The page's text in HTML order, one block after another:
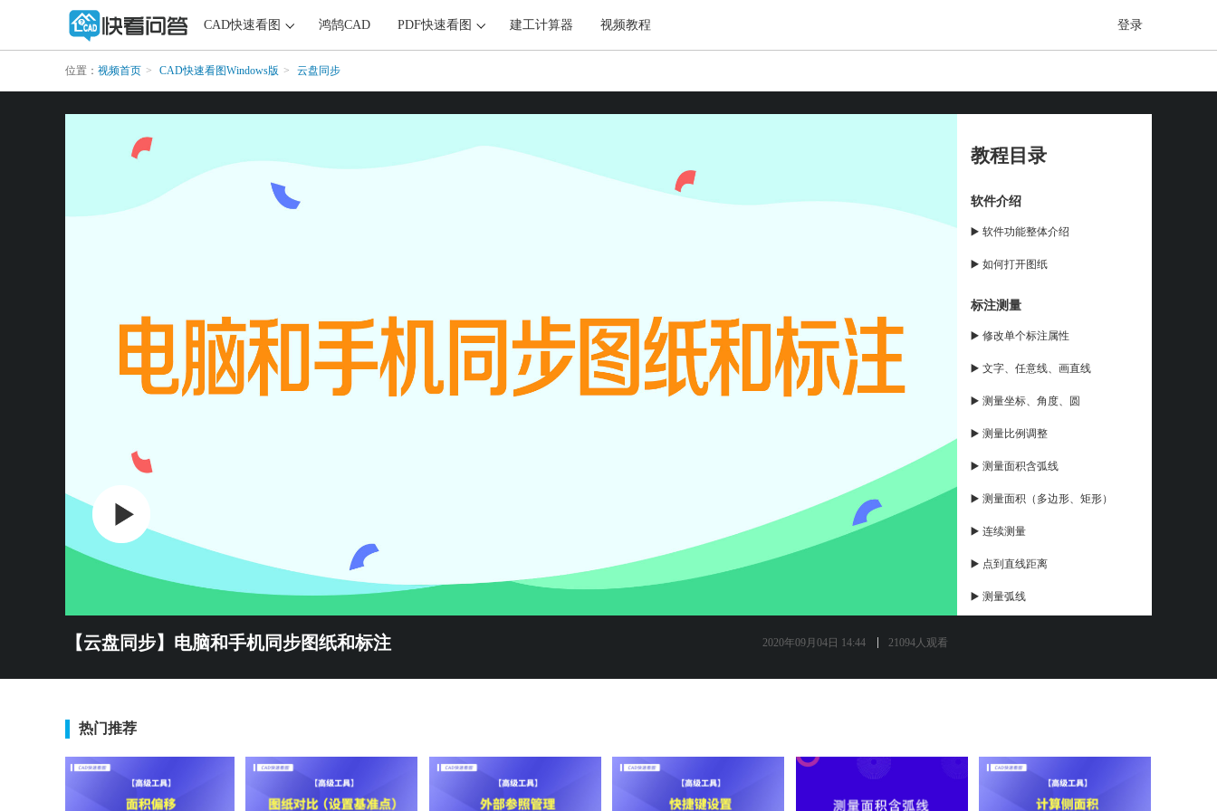
CAD快速看图 鸿鹄CAD PDF快速看图 建工计算器 视频教程 登录
位置： 视频首页 CAD快速看图Windows版 云盘同步
【云盘同步】电脑和手机同步图纸和标注 2020年09月04日 14:44 21094人观看
教程目录
软件介绍
▶️ 软件功能整体介绍
▶️ 如何打开图纸
标注测量
▶️ 修改单个标注属性
▶️ 文字、任意线、画直线
▶️ 测量坐标、角度、圆
▶️ 测量比例调整
▶️ 测量面积含弧线
▶️ 测量面积（多边形、矩形）
▶️ 连续测量
▶️ 点到直线距离
▶️ 测量弧线
▶️ 矩形、椭圆
▶️ 电脑端添加照片标注
热门推荐